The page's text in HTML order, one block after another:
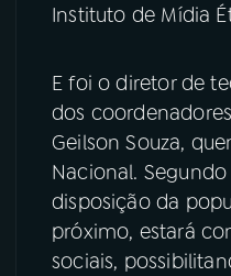
Instituto de Mídia
E foi o diretor de
dos coordenadores
Geilson Souza,
Nacional.
disposição da
próximo, estará
sociais,